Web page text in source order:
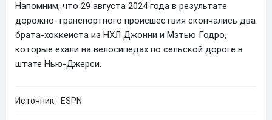
Напомним, что 29 августа 2024 года в результате
дорожно-транспортного происшествия скончались два
брата-хоккеиста из НХЛ Джонни и Мэтью Годро,
которые ехали на велосипедах по сельской дороге в
штате Нью-Джерси.
Источник - ESPN